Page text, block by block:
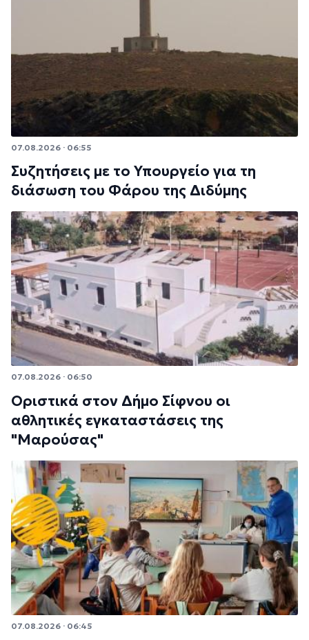
07.08.2026 · 06:55
Συζητήσεις με το Υπουργείο για τη
διάσωση του Φάρου της Διδύμης
07.08.2026 · 06:50
Οριστικά στον Δήμο Σίφνου οι
αθλητικές εγκαταστάσεις της
"Μαρούσας"
07.08.2026 · 06:45